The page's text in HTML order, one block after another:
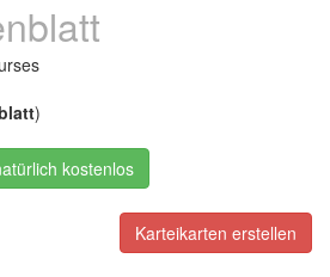
)
kostenlos
Karteikarten erstellen